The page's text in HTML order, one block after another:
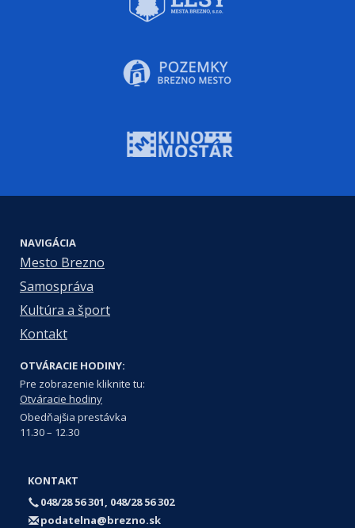
NAVIGÁCIA
Mesto Brezno
Samospráva
Kultúra a šport
Kontakt
OTVÁRACIE HODINY:
Pre zobrazenie kliknite tu:
Otváracie hodiny
Obedňajšia prestávka
11.30 – 12.30
KONTAKT
048/28 56 301, 048/28 56 302
podatelna@brezno.sk